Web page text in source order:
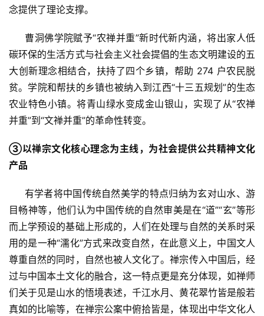
寺
礼
视
频
录
艺
术
政
策
法
规
念提供了理论支撑。
曹洞佛学院赋予“农禅并重”新时代新内涵，将出家人低
碳环保的生活方式与社会主义社会提倡的生态文明建设的五
大创新理念相结合，扶持了四个乡镇，帮助 274 户农民脱
贫。学院和帮扶的乡镇也被纳入到江西“十三五规划”的生态
农业特色小镇。将青山绿水变成金山银山，实现了从“农禅
并重”到“文禅并重”的革命性转变。
③以禅宗文化核心理念为主线，为社会提供公共精神文化
产品
有学者将中国传统自然美学的特点归纳为玄对山水、游
目畅神等，他们认为中国传统的自然审美是在“道”“玄”等形
而上学预设的基础上形成的，人们在处理与自然的关系时采
用的是一种“濡化”方式来改变自然，在此意义上，中国文人
尊重自然的同时，自然也被人文化了。禅宗传入中国后，经
过与中国本土文化的融合，这一特点更是充分体现，如禅师
们关于见是山水的悟境表述，千江水月、黄花翠竹皆是般若
真如的比喻等，在禅宗公案中俯拾皆是，体现出中华文化人